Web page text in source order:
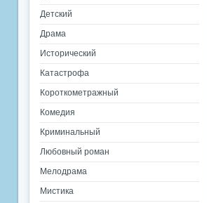
Детский
Драма
Исторический
Катастрофа
Короткометражный
Комедия
Криминальный
Любовный роман
Мелодрама
Мистика